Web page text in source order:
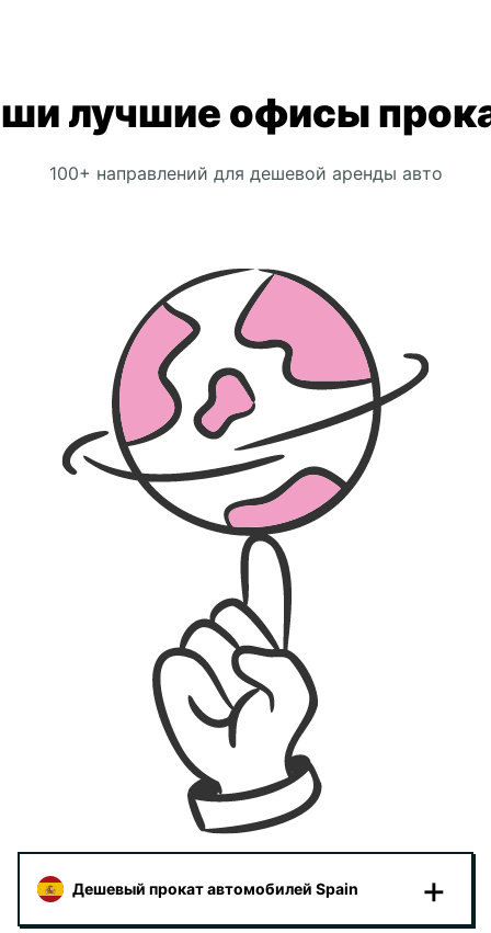
лучшие офисы
100+ направлений для дешевой аренды авто
Дешевый прокат автомобилей Spain